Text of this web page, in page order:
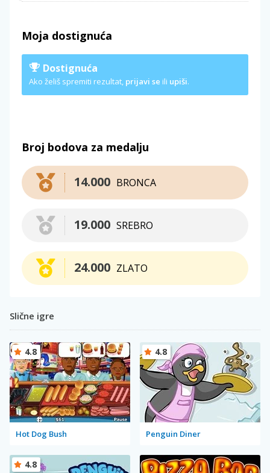
Moja dostignuća
Dostignuća
Ako želiš spremiti rezultat, prijavi se ili upiši.
Broj bodova za medalju
BRONCA
14.000
SREBRO
19.000
ZLATO
24.000
Slične igre
Hot Dog Bush
4.8
Penguin Diner
4.8
4.8